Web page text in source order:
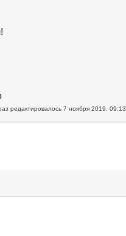
редактировалось7 ноября 2019, 09:13